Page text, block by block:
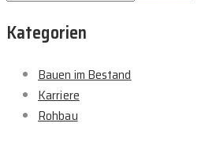
Kategorien
Bauen im Bestand
Karriere
Rohbau